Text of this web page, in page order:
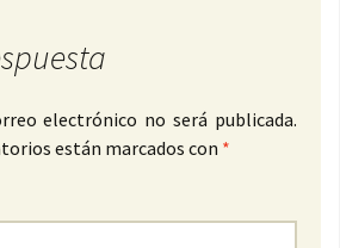
electrónico no será publicada.
están marcados con *